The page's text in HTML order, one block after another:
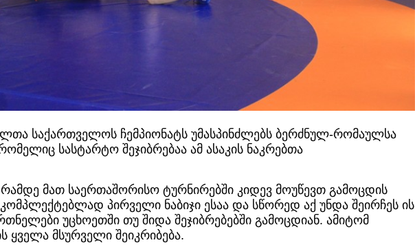
საქართველოს ჩემპიონატს უმასპინძლებს ბერძნულ-რომაულსა
სასტარტო შეჯიბრებაა ამ ასაკის ნაკრებთა
მათ საერთაშორისო ტურნირებში კიდევ მოუწევთ გამოცდის
პირველი ნაბიჯი ესაა და სწორედ აქ უნდა შეირჩეს ის
უცხოეთში თუ შიდა შეჯიბრებებში გამოცდიან. ამიტომ
ყველა მსურველი შეიკრიბება.